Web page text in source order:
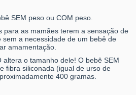
SEM peso ou COM peso.
para as mamães terem a sensação de
a necessidade de um bebê de
amamentação.
altera o tamanho dele! O bebê SEM
fibra siliconada (igual de urso de
400 gramas.